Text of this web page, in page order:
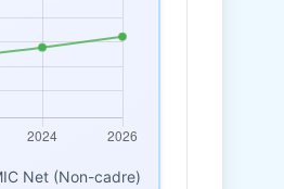
Net (Non-cadre)